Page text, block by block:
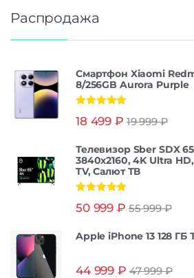
Распродажа
Смартфон Xiaomi
8/256GB Aurora Purple
из 5
18 499 ₽ 19 999₽
Телевизор Sber SDX
3840x2160, 4K Ultra
TV, Салют ТВ
из 5
50 999 ₽ 55 999₽
Apple iPhone 13 128 ГБ
44 999 ₽ 47 999₽